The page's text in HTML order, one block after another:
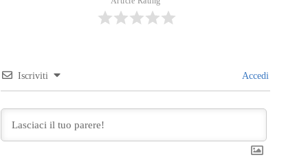
Iscriviti Accedi